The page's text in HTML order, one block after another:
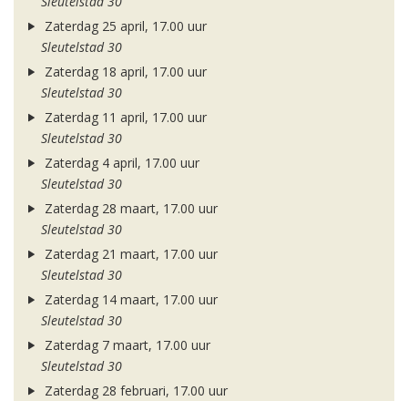
Zaterdag 25 april, 17.00 uur
Sleutelstad 30
Zaterdag 18 april, 17.00 uur
Sleutelstad 30
Zaterdag 11 april, 17.00 uur
Sleutelstad 30
Zaterdag 4 april, 17.00 uur
Sleutelstad 30
Zaterdag 28 maart, 17.00 uur
Sleutelstad 30
Zaterdag 21 maart, 17.00 uur
Sleutelstad 30
Zaterdag 14 maart, 17.00 uur
Sleutelstad 30
Zaterdag 7 maart, 17.00 uur
Sleutelstad 30
Zaterdag 28 februari, 17.00 uur